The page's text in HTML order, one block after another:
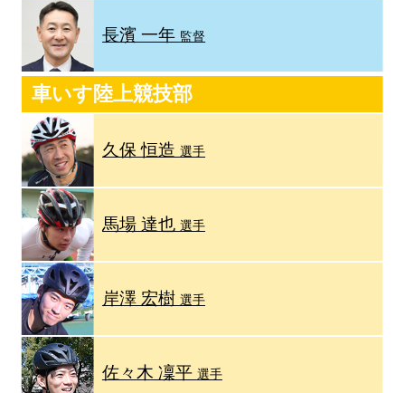
長濱 一年 監督
車いす陸上競技部
久保 恒造選手
馬場 達也選手
岸澤 宏樹 選手
佐々木 凜平 選手